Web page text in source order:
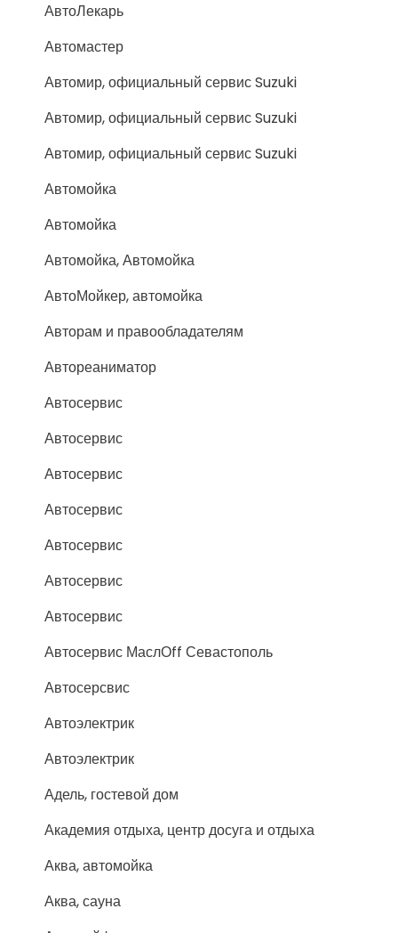
АвтоЛекарь
Автомастер
Автомир, официальный сервис Suzuki
Автомир, официальный сервис Suzuki
Автомир, официальный сервис Suzuki
Автомойка
Автомойка
Автомойка, Автомойка
АвтоМойкер, автомойка
Авторам и правообладателям
Автореаниматор
Автосервис
Автосервис
Автосервис
Автосервис
Автосервис
Автосервис
Автосервис
Автосервис МаслОff Севастополь
Автосерсвис
Автоэлектрик
Автоэлектрик
Адель, гостевой дом
Академия отдыха, центр досуга и отдыха
Аква, автомойка
Аква, сауна